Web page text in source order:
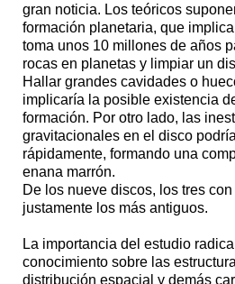
gran noticia. Los teóricos
formación planetaria, que
toma unos 10 millones de años
rocas en planetas y limpiar un
Hallar grandes cavidades o
implicaría la posible existencia
formación. Por otro lado, las
gravitacionales en el disco
rápidamente, formando una
enana marrón.
De los nueve discos, los tres
justamente los más antiguos.
La importancia del estudio
conocimiento sobre las
distribución espacial y demás